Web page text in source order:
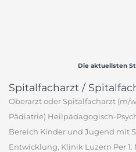
Die aktuellsten
Spitalfacharzt /
Oberarzt oder Spitalfacharzt (m/
Pädiatrie) Heilpädagogisch-
Bereich Kinder und Jugend mit
Entwicklung, Klinik Luzern Per 1.